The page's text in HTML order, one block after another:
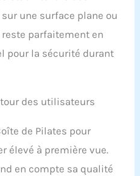
une surface plane ou
parfaitement en
pour la sécurité durant
des utilisateurs
de Pilates pour
élevé à première vue.
en compte sa qualité